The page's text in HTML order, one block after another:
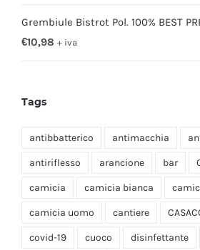
Grembiule Bistrot Pol. 100% BEST
€10,98 + iva
Tags
antibbatterico antimacchia
antiriflesso arancione bar
camicia camicia bianca
camicia uomo cantiere
covid-19 cuoco disinfettante